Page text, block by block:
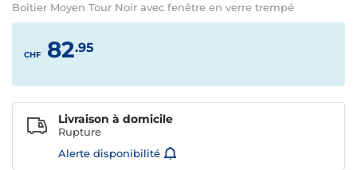
Boîtier Moyen Tour Noir avec fenêtre en verre trempé
CHF 82.95
Livraison à domicile
Rupture
Alerte disponibilité